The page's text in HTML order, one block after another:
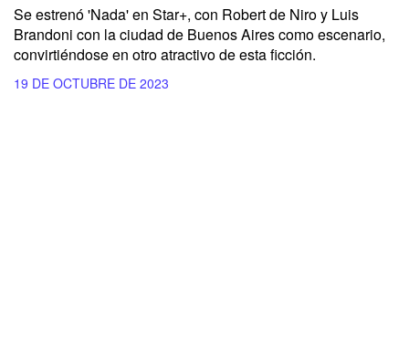
Se estrenó 'Nada' en Star+, con Robert de Niro y Luis
Brandoni con la ciudad de Buenos Aires como escenario,
convirtiéndose en otro atractivo de esta ficción.
19 DE OCTUBRE DE 2023